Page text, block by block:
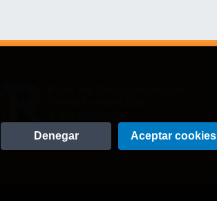
Denegar Aceptar cookies